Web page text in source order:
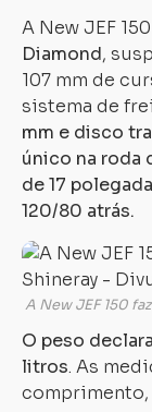
A New JEF
Diamond,
107 mm de
sistema de
mm e disco
único na roda
de 17
120/80 atrás.
A New JEF 150
O peso
litros. As
comprimento,